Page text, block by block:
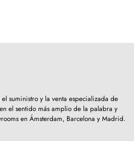
suministro y la venta especializada de
el sentido más amplio de la palabra y
en Ámsterdam, Barcelona y Madrid.